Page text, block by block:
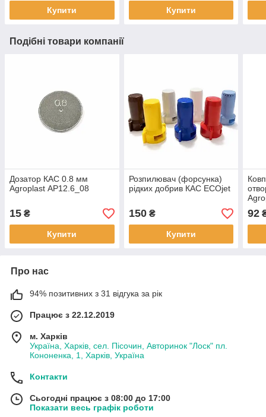
Купити Купити
Подібні товари компанії
Дозатор КАС 0.8 мм
Agroplast AP12.6_08
15 ₴
Купити
Розпилювач (форсунка)
рідких добрив КАС ECOjet
150₴
Купити
92
Про нас
94% позитивних з 31 відгука за рік
Працює з 22.12.2019
м. Харків
Україна, Харків, сел. Пісочин, Авторинок "Лоск" пл.
Кононенка, 1, Харків, Україна
Контакти
Сьогодні працює з 08:00 до 17:00
Показати весь графік роботи